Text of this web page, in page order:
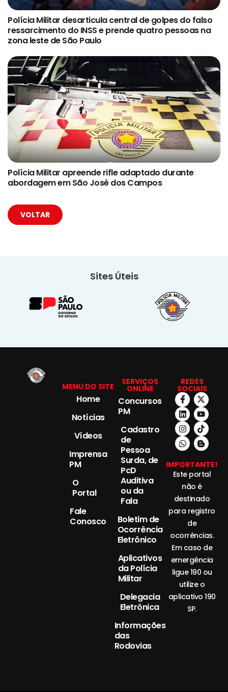
Polícia Militar desarticula central de golpes do falso
ressarcimento do INSS e prende quatro pessoas na
zona leste de São Paulo
Polícia Militar apreende rifle adaptado durante
abordagem em São José dos Campos
VOLTAR
Sites Úteis
MENU DO SITE
Home
Notícias
Vídeos
Imprensa
PM
O
Portal
Fale
Conosco
SERVIÇOS
ONLINE
Concursos
PM
Cadastro
de
Pessoa
Surda, de
PcD
Auditiva
ou da
Fala
Boletim de
Ocorrência
Eletrônico
Aplicativos
da Polícia
Militar
Delegacia
Eletrônica
Informações
das
Rodovias
REDES
SOCIAIS
IMPORTANTE!
Este portal
não é
destinado
para registro
de
ocorrências.
Em caso de
emergência
ligue 190 ou
utilize o
aplicativo 190
SP.